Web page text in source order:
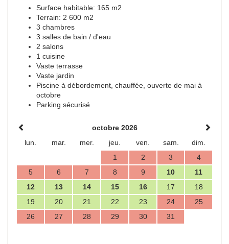
Surface habitable: 165 m2
Terrain: 2 600 m2
3 chambres
3 salles de bain / d'eau
2 salons
1 cuisine
Vaste terrasse
Vaste jardin
Piscine à débordement, chauffée, ouverte de mai à
octobre
Parking sécurisé
octobre 2026
lun.
mar. mer. jeu. ven. sam.
dim.
1
2 3
4
5
6 7 8 9 10
11
12
13 14 15 16 17
18
19
20 21 22 23 24
25
26
27 28 29 30 31